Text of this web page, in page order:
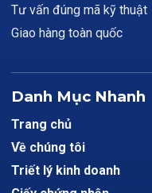
Tư vấn đúng mã kỹ thuật
Giao hàng toàn quốc
Danh Mục Nhanh
Trang chủ
Về chúng tôi
Triết lý kinh doanh